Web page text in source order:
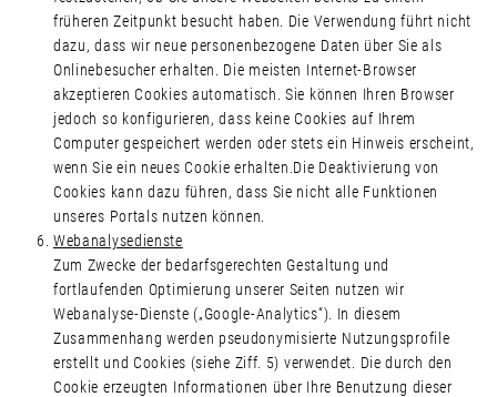
früheren Zeitpunkt besucht haben. Die Verwendung führt nicht
dazu, dass wir neue personenbezogene Daten über Sie als
Onlinebesucher erhalten. Die meisten Internet-Browser
akzeptieren Cookies automatisch. Sie können Ihren Browser
jedoch so konfigurieren, dass keine Cookies auf Ihrem
Computer gespeichert werden oder stets ein Hinweis erscheint,
wenn Sie ein neues Cookie erhalten.Die Deaktivierung von
Cookies kann dazu führen, dass Sie nicht alle Funktionen
unseres Portals nutzen können.
Webanalysedienste
Zum Zwecke der bedarfsgerechten Gestaltung und
fortlaufenden Optimierung unserer Seiten nutzen wir
Webanalyse-Dienste („Google-Analytics“). In diesem
Zusammenhang werden pseudonymisierte Nutzungsprofile
erstellt und Cookies (siehe Ziff. 5) verwendet. Die durch den
Cookie erzeugten Informationen über Ihre Benutzung dieser